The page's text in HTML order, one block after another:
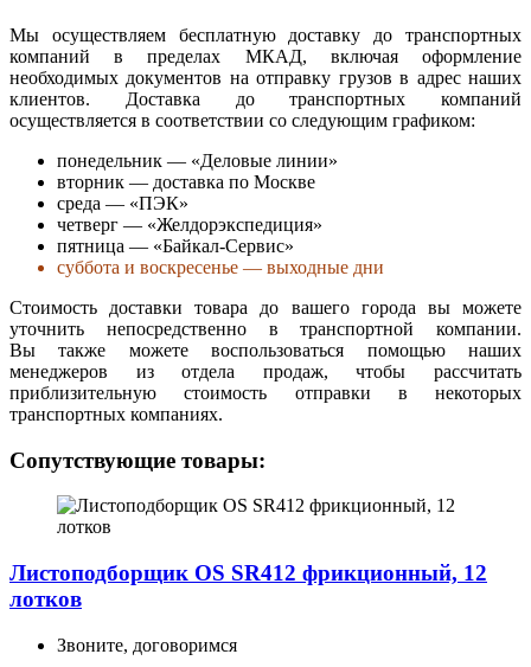
Мы осуществляем бесплатную доставку до транспортных
компаний в пределах МКАД, включая оформление
необходимых документов на отправку грузов в адрес наших
клиентов. Доставка до транспортных компаний
осуществляется в соответствии со следующим графиком:
понедельник — «Деловые линии»
вторник — доставка по Москве
среда — «ПЭК»
четверг — «Желдорэкспедиция»
пятница — «Байкал-Сервис»
суббота и воскресенье — выходные дни
Стоимость доставки товара до вашего города вы можете
уточнить непосредственно в транспортной компании.
Вы также можете воспользоваться помощью наших
менеджеров из отдела продаж, чтобы рассчитать
приблизительную стоимость отправки в некоторых
транспортных компаниях.
Сопутствующие товары:
Листоподборщик OS SR412 фрикционный, 12
лотков
Звоните, договоримся